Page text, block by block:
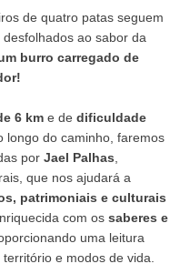
de quatro patas seguem
desfolhados ao sabor da
burro carregado de
6 km e de dificuldade
longo do caminho, faremos
por Jael Palhas
que nos ajudará a
patrimoniais e culturais
com os saberes e
uma leitura
e modos de vida.